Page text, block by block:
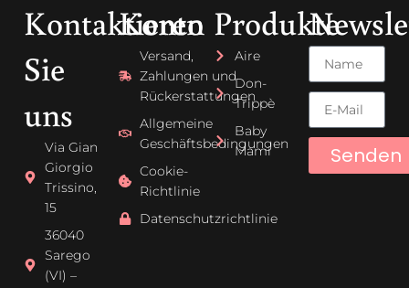
Kontaktieren
Sie
uns
Via Gian
Giorgio
Trissino,
15
36040
Sarego
(VI) –
Konto
Versand,
Zahlungen und
Rückerstattungen
Allgemeine
Geschäftsbedingungen
Cookie-
Richtlinie
Datenschutzrichtlinie
Produkte
Aire
Don-
Trippè
Baby
Mami
Senden